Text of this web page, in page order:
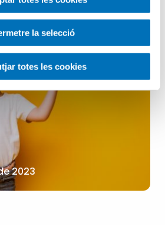
la selecció
totes les cookies
2023